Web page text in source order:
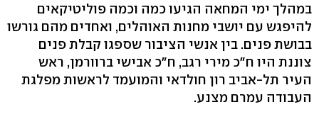
במהלך ימי המחאה הגיעו כמה וכמה פוליטיקאים
להיפגש עם יושבי מחנות האוהלים, ואחדים מהם גורשו
בבושת פנים. בין אנשי הציבור שספגו קבלת פנים
צוננת היו ח"כ מירי רגב, ח"כ אבישי ברוורמן, ראש
העיר תל-אביב רון חולדאי והמועמד לראשות מפלגת
העבודה עמרם מצנע.